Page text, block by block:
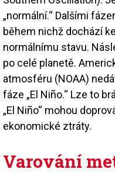
„normální.“ Dalšími
během nichž dochází
normálnímu stavu.
po celé planetě.
atmosféru (NOAA)
fáze „El Niño.“ Lze to
„El Niño“ mohou
ekonomické ztráty.
Varování